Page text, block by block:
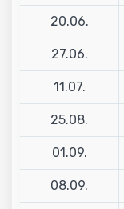
20.06.
27.06.
11.07.
25.08.
01.09.
08.09.